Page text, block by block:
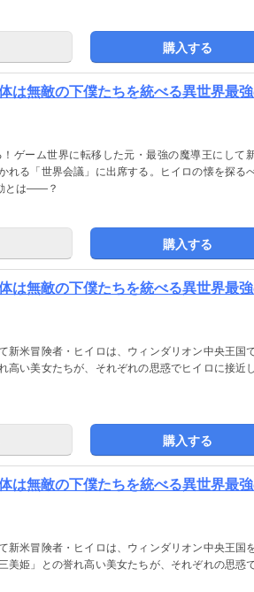
購入する
は無敵の下僕たちを統べる異世界最
ゲーム世界に転移した元・最強の魔導王にして
れる「世界会議」に出席する。ヒイロの懐を探る
とは――？
購入する
は無敵の下僕たちを統べる異世界最
新米冒険者・ヒイロは、ウィンダリオン中央王国
高い美女たちが、それぞれの思惑でヒイロに接近
購入する
は無敵の下僕たちを統べる異世界最
新米冒険者・ヒイロは、ウィンダリオン中央王国
美姫」との誉れ高い美女たちが、それぞれの思惑